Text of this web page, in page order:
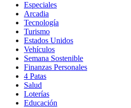
Especiales
Arcadia
Tecnología
Turismo
Estados Unidos
Vehículos
Semana Sostenible
Finanzas Personales
4 Patas
Salud
Loterías
Educación